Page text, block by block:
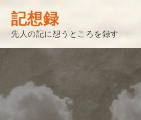
content
記想録
先人の記に想うところを録す